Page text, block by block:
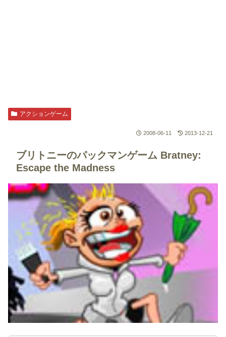
アクションゲーム
2008-06-11 2013-12-21
ブリトニーのパックマンゲーム Bratney:
Escape the Madness